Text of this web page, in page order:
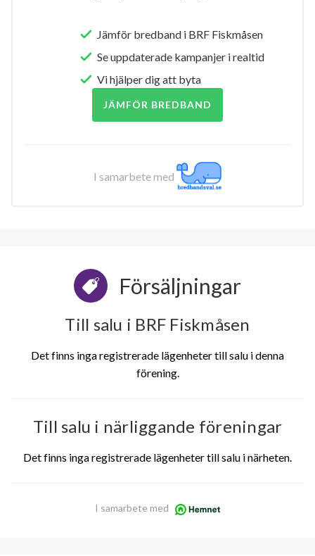
Jämför bredband i BRF Fiskmåsen
Se uppdaterade kampanjer i realtid
Vi hjälper dig att byta
JÄMFÖR BREDBAND
I samarbete med
Försäljningar
Till salu i BRF Fiskmåsen
Det finns inga registrerade lägenheter till salu i denna
förening.
Till salu i närliggande föreningar
Det finns inga registrerade lägenheter till salu i närheten.
I samarbete med